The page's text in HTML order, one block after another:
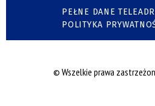
PEŁNE DANE
POLITYKA
© Wszelkie prawa